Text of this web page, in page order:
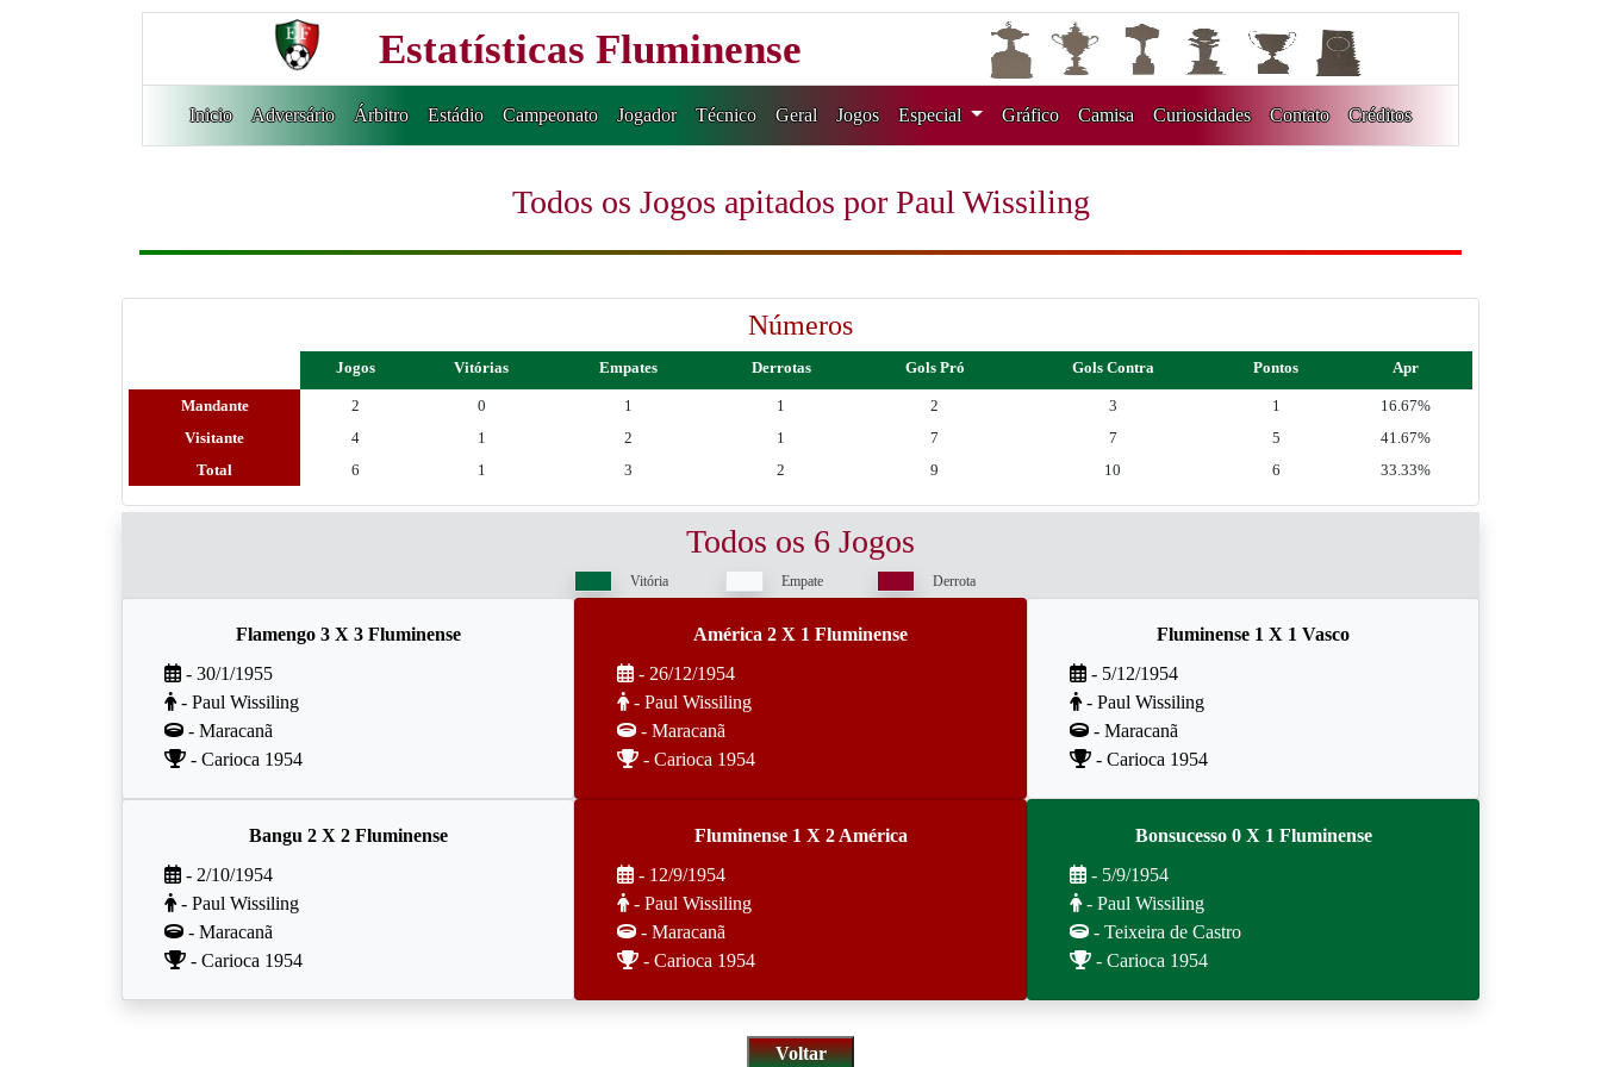
Estatísticas Fluminense
Inicio Adversário Árbitro Estádio Campeonato Jogador Técnico Geral Jogos Especial Gráfico Camisa Curiosidades Contato Créditos
Todos os Jogos apitados por Paul Wissiling
Números
Jogos Vitórias Empates Derrotas Gols Pró Gols Contra Pontos Apr
Mandante 2 0 1 1 2 3 1
16.67%
Visitante
4 1 2 1 7 7 5
41.67%
Total
6 1 3 2 9 10 6 33.33%
Todos os 6 Jogos
Vitória Empate Derrota
Flamengo 3 X 3 Fluminense
- 30/1/1955
- Paul Wissiling
- Maracanã
- Carioca 1954
América 2 X 1 Fluminense
- 26/12/1954
- Paul Wissiling
- Maracanã
- Carioca 1954
Fluminense 1 X 1 Vasco
- 5/12/1954
- Paul Wissiling
- Maracanã
- Carioca 1954
Bangu 2 X 2 Fluminense
- 2/10/1954
- Paul Wissiling
- Maracanã
- Carioca 1954
Fluminense 1 X 2 América
- 12/9/1954
- Paul Wissiling
- Maracanã
- Carioca 1954
Bonsucesso 0 X 1 Fluminense
- 5/9/1954
- Paul Wissiling
- Teixeira de Castro
- Carioca 1954